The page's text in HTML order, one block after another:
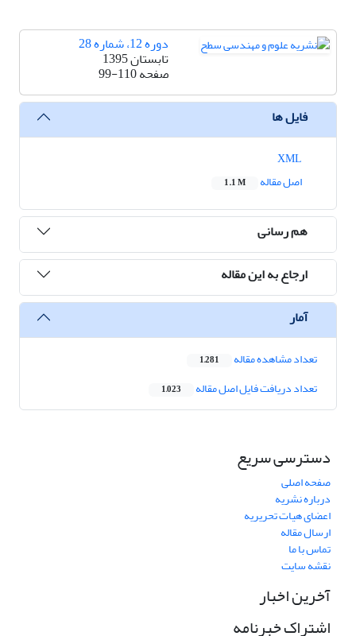
دوره 12، شماره 28
تابستان 1395
صفحه99-110
فایل ها
اصل مقاله
1.1 M
هم رسانی
ارجاع به این مقاله
آمار
تعداد مشاهده مقاله 1,281
تعداد دریافت فایل اصل مقاله 1,023
دسترسی سریع
صفحه اصلی
درباره نشریه
اعضای هیات تحریریه
ارسال مقاله
تماس با ما
نقشه سایت
آخرین اخبار
اشتراک خبرنامه